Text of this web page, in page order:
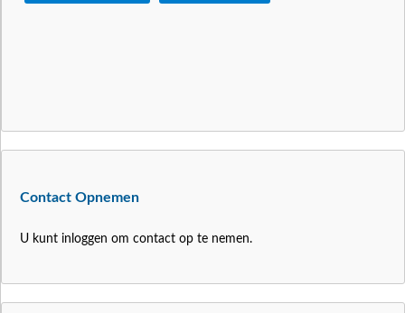
Contact Opnemen
U kunt inloggen om contact op te nemen.